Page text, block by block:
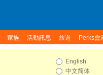
家族 活動訊息 旅遊 Perks會
English
中文简体